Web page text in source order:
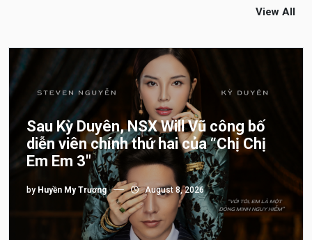
View All
Sau Kỳ Duyên, NSX Will Vũ công bố
diễn viên chính thứ hai của “Chị Chị
Em Em 3″
by Huyền My Trương August 8, 2026